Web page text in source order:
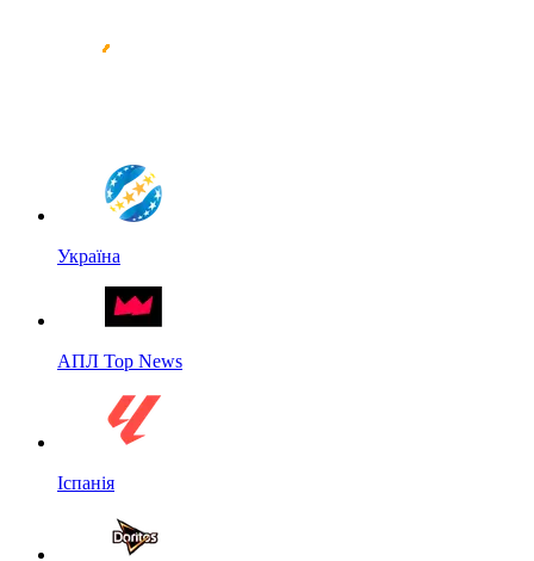
Україна
АПЛ Top News
Іспанія